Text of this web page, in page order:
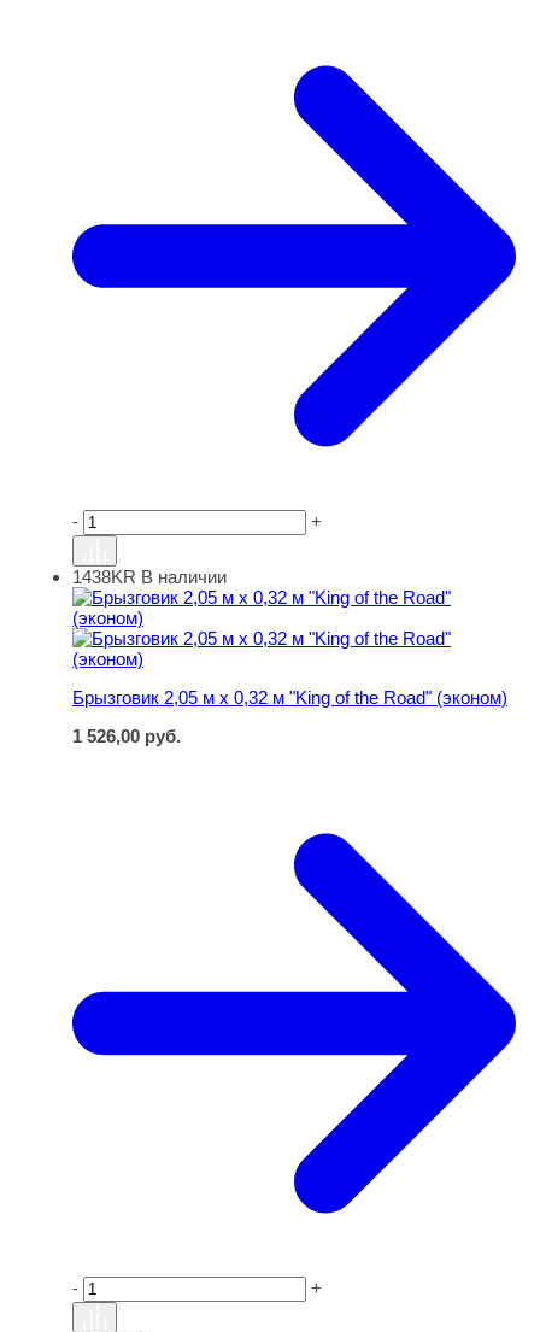
- +
Брызговик 2,05 м х 0,32 м "King of the Road" (эконом)
1438KR В наличии
Брызговик 2,05 м х 0,32 м "King of the Road" (эконом)
1 526,00 руб.
- +